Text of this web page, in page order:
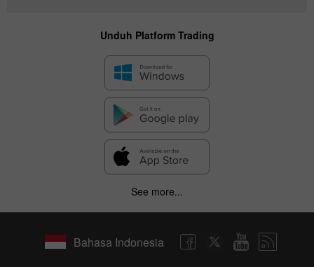
Unduh Platform Trading
See more...
Bahasa Indonesia